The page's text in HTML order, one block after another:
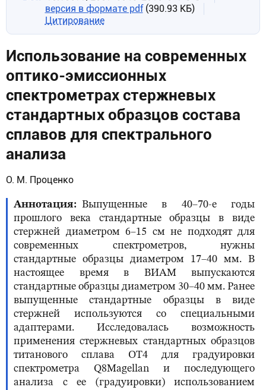
версия в формате pdf (390.93 КБ)
Цитирование
Использование на современных
оптико-эмиссионных
спектрометрах стержневых
стандартных образцов состава
сплавов для спектрального
анализа
О. М. Проценко
Аннотация
Выпущенные в 40–70-е годы
прошлого века стандартные образцы в виде
стержней диаметром 6–15 см не подходят для
современных спектрометров, нужны
стандартные образцы диаметром 17–40 мм. В
настоящее время в ВИАМ выпускаются
стандартные образцы диаметром 30–40 мм. Ранее
выпущенные стандартные образцы в виде
стержней используются со специальными
адаптерами. Исследовалась возможность
применения стержневых стандартных образцов
титанового сплава ОТ4 для градуировки
спектрометра Q8Magellan и последующего
анализа с ее (градуировки) использованием